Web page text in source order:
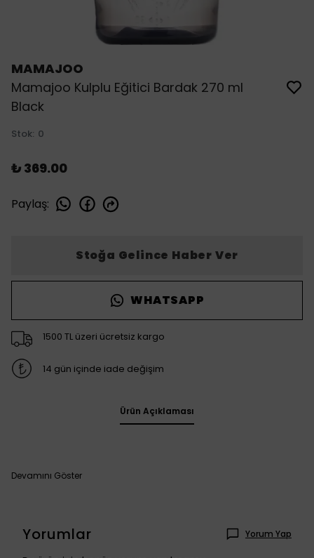
MAMAJOO
Mamajoo Kulplu Eğitici Bardak 270 ml
Black
Stok: 0
₺ 369.00
Paylaş:
Stoğa Gelince Haber Ver
WHATSAPP
1500 TL üzeri ücretsiz kargo
14 gün içinde iade değişim
Ürün Açıklaması
Devamını Göster
Yorumlar Yorum Yap